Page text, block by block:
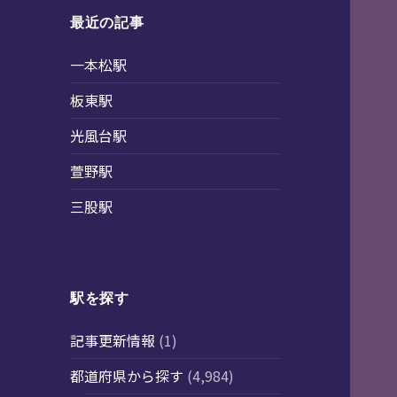
最近の記事
一本松駅
板東駅
光風台駅
萱野駅
三股駅
駅を探す
記事更新情報 (1)
都道府県から探す (4,984)